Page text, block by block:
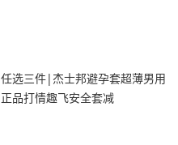
任选三件|杰士邦避孕套超薄男用
正品打情趣飞安全套减